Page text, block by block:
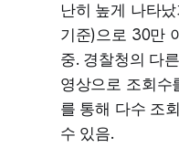
난히 높게 나타
기준)으로 30만
중. 경찰청의 다
영상으로 조회수
를 통해 다수 조
수 있음.